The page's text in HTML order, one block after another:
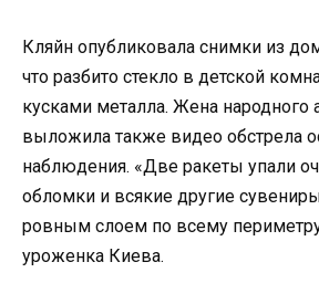
Кляйн опубликовала снимки из
что разбито стекло в детской
кусками металла. Жена народного
выложила также видео обстрела
наблюдения. «Две ракеты упали
обломки и всякие другие
ровным слоем по всему
уроженка Киева.